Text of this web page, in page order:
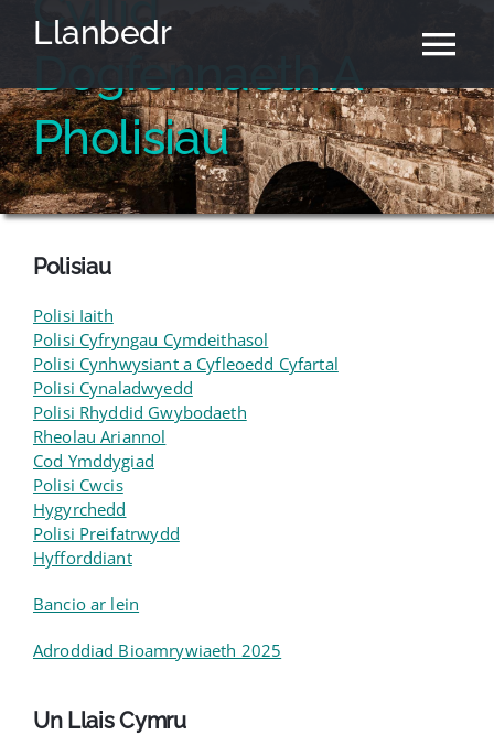
Llanbedr
Hafan
Cyngor Cymuned
Neuadd Y Pentref
Newyddion
Yr Ardal
English
Dogfennaeth A
Pholisiau
Polisiau
Polisi Iaith
Polisi Cyfryngau Cymdeithasol
Polisi Cynhwysiant a Cyfleoedd Cyfartal
Polisi Cynaladwyedd
Polisi Rhyddid Gwybodaeth
Rheolau Ariannol
Cod Ymddygiad
Polisi Cwcis
Hygyrchedd
Polisi Preifatrwydd
Hyfforddiant
Bancio ar lein
Adroddiad Bioamrywiaeth 2025
Un Llais Cymru